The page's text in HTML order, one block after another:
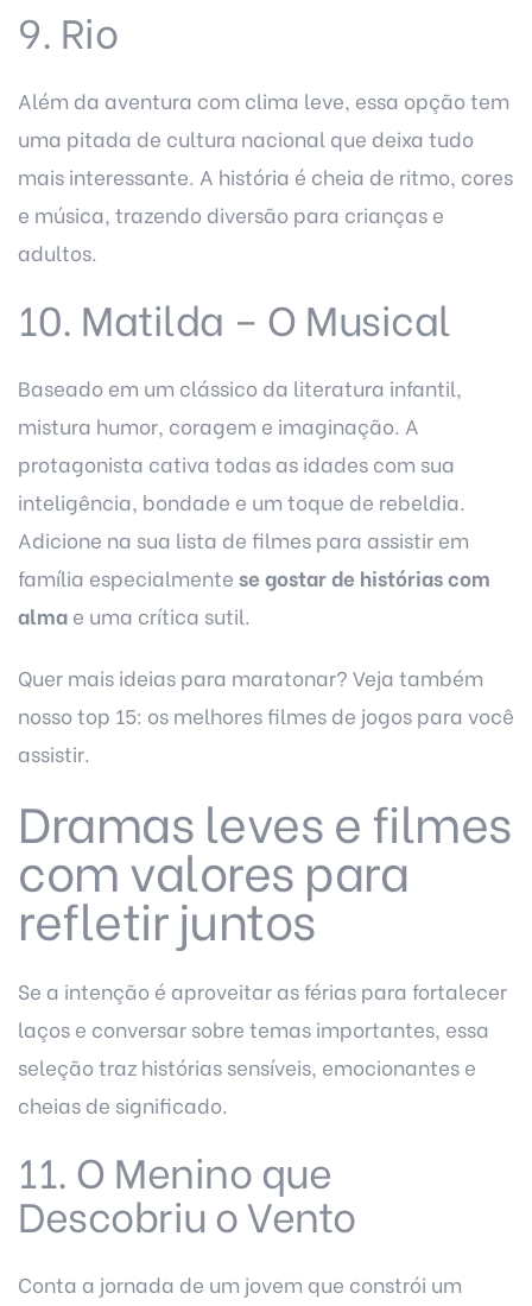
9. Rio
Além da aventura com clima leve, essa opção tem
uma pitada de cultura nacional que deixa tudo
mais interessante. A história é cheia de ritmo, cores
e música, trazendo diversão para crianças e
adultos.
10. Matilda – O Musical
Baseado em um clássico da literatura infantil,
mistura humor, coragem e imaginação. A
protagonista cativa todas as idades com sua
inteligência, bondade e um toque de rebeldia.
Adicione na sua lista de filmes para assistir em
família especialmente se gostar de histórias com
alma e uma crítica sutil.
Quer mais ideias para maratonar? Veja também
nossotop 15: os melhores filmes de jogos para você
assistir.
Dramas leves e filmes
com valores para
refletir juntos
Se a intenção é aproveitar as férias para fortalecer
laços e conversar sobre temas importantes, essa
seleção traz histórias sensíveis, emocionantes e
cheias de significado.
11. O Menino que
Descobriu o Vento
Conta a jornada de um jovem que constrói um